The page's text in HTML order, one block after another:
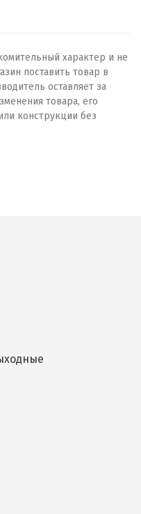
характер и не
поставить товар в
оставляет за
товара, его
конструкции без